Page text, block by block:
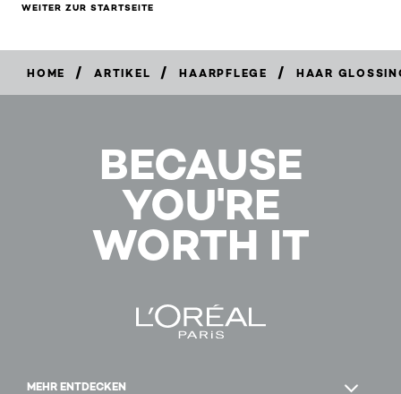
WEITER ZUR STARTSEITE
HOME / ARTIKEL / HAARPFLEGE / HAAR
BECAUSE
YOU'RE
WORTH IT
MEHR ENTDECKEN